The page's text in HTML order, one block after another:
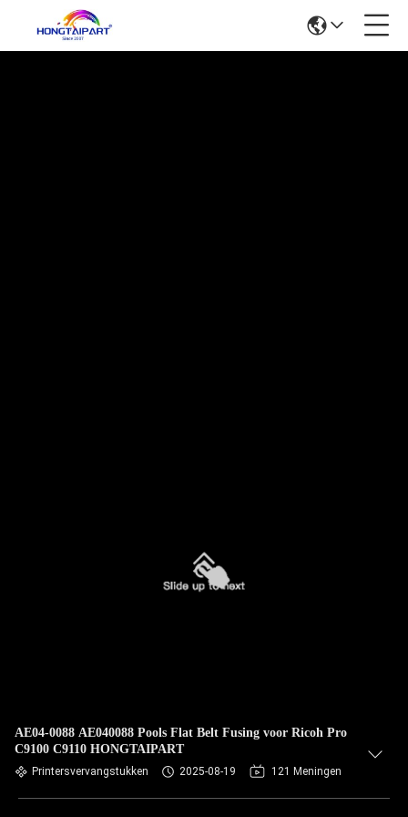
AE04-0088 AE040088 Pools Flat Belt Fusing voor Ricoh Pro
C9100 C9110 HONGTAIPART
Printersvervangstukken 2025-08-19 121 Meningen